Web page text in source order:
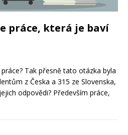
práce, která je baví
Tak přesně tato otázka byla
z Česka a 315 ze Slovenska,
odpovědi? Především práce,